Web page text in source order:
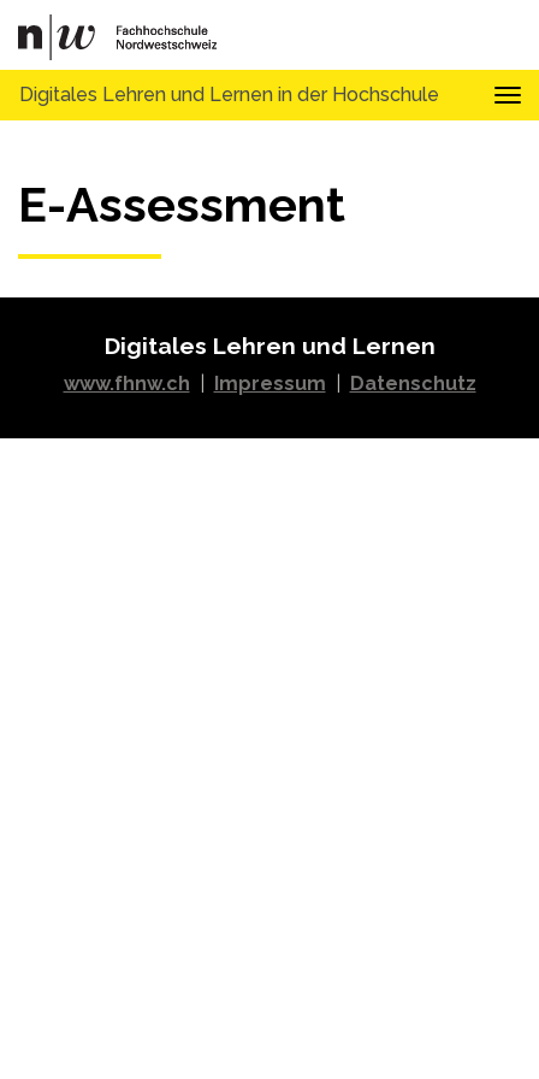
Digitales Lehren und Lernen in der Hochschule
E-Assessment
Digitales Lehren und Lernen
www.fhnw.ch Impressum Datenschutz